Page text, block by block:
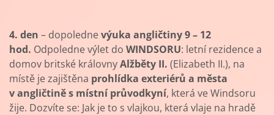
4. den – dopolednevýuka angličtiny 9 – 12
hod. Odpoledne výlet do WINDSORU: letní rezidence a
domov britské královnyAlžběty II. (Elizabeth II.), na
místě je zajištěna prohlídka exteriérů a města
v angličtině s místní průvodkyní, která ve Windsoru
žije. Dozvíte se: Jak je to s vlajkou, která vlaje na hradě